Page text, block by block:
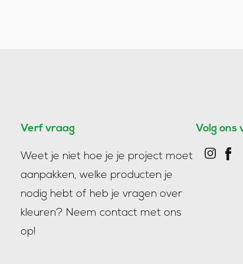
Verf vraag
Weet je niet hoe je je project moet
aanpakken, welke producten je
nodig hebt of heb je vragen over
kleuren? Neem contact met ons
op!
Volg ons